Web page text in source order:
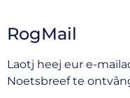
RogMail
Laotj heej eur e-
Noetsbreef te